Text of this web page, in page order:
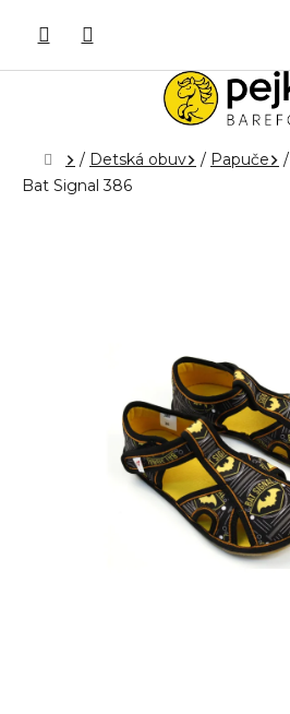
obsah
Domov
/ Detská obuv / Papuče /
Bat Signal 386